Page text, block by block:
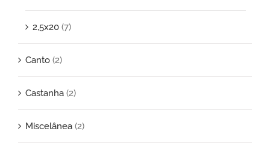
2,5x20 (7)
Canto (2)
Castanha (2)
Miscelânea (2)